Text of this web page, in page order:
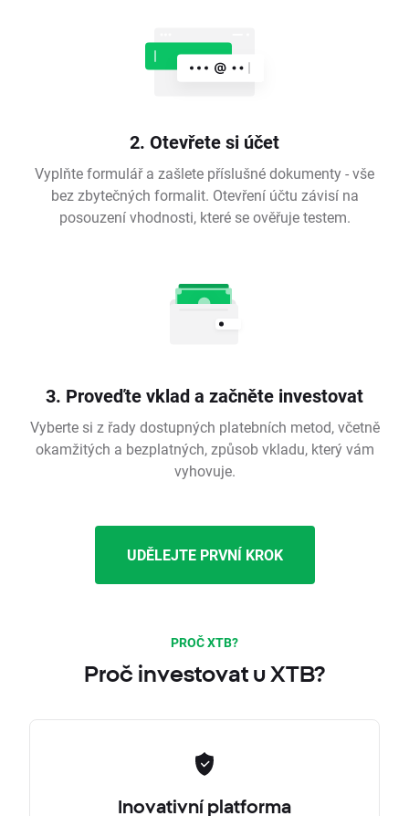
2. Otevřete si účet
Vyplňte formulář a zašlete příslušné dokumenty - vše
bez zbytečných formalit. Otevření účtu závisí na
posouzení vhodnosti, které se ověřuje testem.
3. Proveďte vklad a začněte investovat
Vyberte si z řady dostupných platebních metod, včetně
okamžitých a bezplatných, způsob vkladu, který vám
vyhovuje.
UDĚLEJTE PRVNÍ KROK
PROČ XTB?
Proč investovat u XTB?
Inovativní platforma